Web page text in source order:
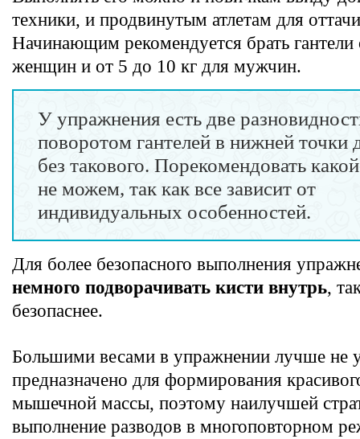
техники, и продвинутым атлетам для
Начинающим рекомендуется брать гантели
женщин и от 5 до 10 кг для мужчин.
У упражнения есть две
поворотом гантелей в нижней точки
без такового. Порекомендовать
не можем, так как все зависит от
индивидуальных особенностей.
Для более безопасного выполнения
немного подворачивать кисти внутрь,
безопаснее.
Большими весами в упражнении лучше не
предназначено для формирования
мышечной массы, поэтому наилучшей
выполнение разводов в многоповторном